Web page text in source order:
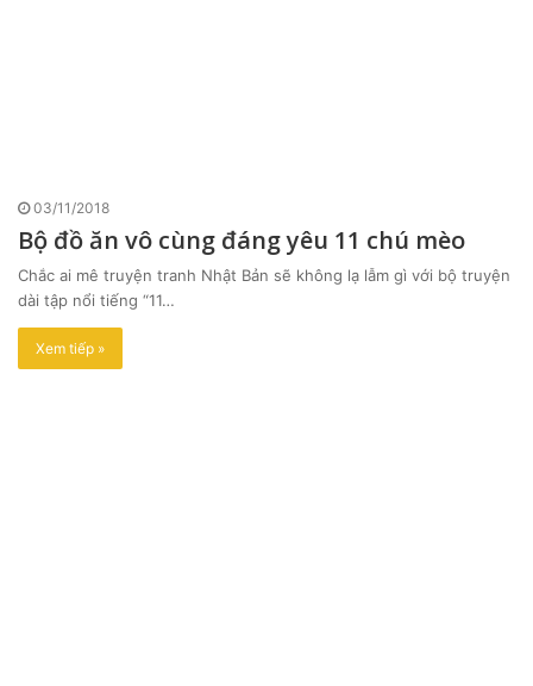
03/11/2018
Bộ đồ ăn vô cùng đáng yêu 11 chú mèo
Chắc ai mê truyện tranh Nhật Bản sẽ không lạ lẫm gì với bộ truyện
dài tập nổi tiếng “11…
Xem tiếp »